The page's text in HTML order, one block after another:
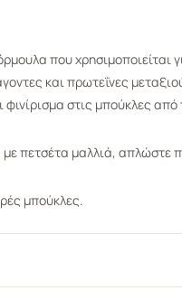
που
και πρωτεΐνες
στις μπούκλες
πετσέτα μαλλιά, απλώστε
μπούκλες.